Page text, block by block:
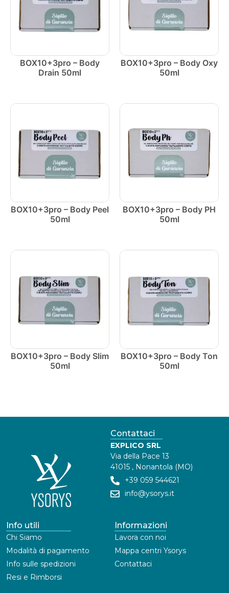
BOX10+3pro – Body
Drain 50ml
BOX10+3pro – Body Oxy
50ml
BOX10+3pro – Body Peel
50ml
BOX10+3pro – Body PH
50ml
BOX10+3pro – Body Slim
50ml
BOX10+3pro – Body Ton
50ml
Contattaci
EXPLICO SRL
Via della Pace 13
41015 , Nonantola (MO)
+39 059 544621
info@ysorys.it
Info utili
Chi Siamo
Modalità di pagamento
Info sulle spedizioni
Resi e Rimborsi
Informazioni
Lavora con noi
Mappa centri Ysorys
Contattaci